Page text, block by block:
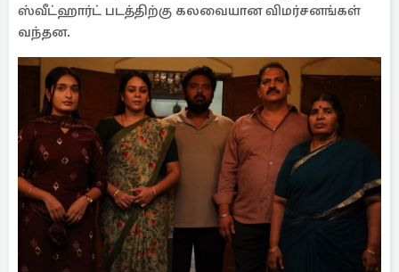
ஸ்வீட்ஹார்ட் படத்திற்கு கலவையான விமர்சனங்கள்
வந்தன.